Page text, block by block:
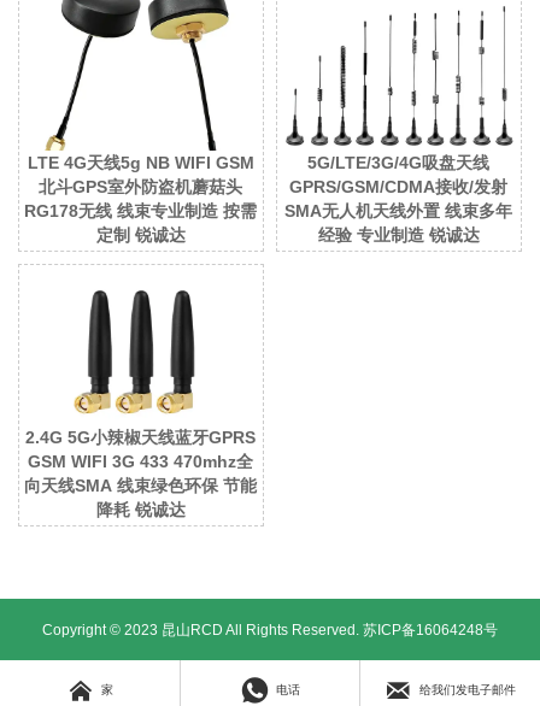
LTE 4G天线5g NB WIFI GSM
北斗GPS室外防盗机蘑菇头
RG178无线 线束专业制造 按需
定制 锐诚达
5G/LTE/3G/4G吸盘天线
GPRS/GSM/CDMA接收/发射
SMA无人机天线外置 线束多年
经验 专业制造 锐诚达
2.4G 5G小辣椒天线蓝牙GPRS
GSM WIFI 3G 433 470mhz全
向天线SMA 线束绿色环保 节能
降耗 锐诚达
Copyright © 2023 昆山RCD All Rights Reserved. 苏ICP备16064248号
 家  电话  给我们发电子邮件